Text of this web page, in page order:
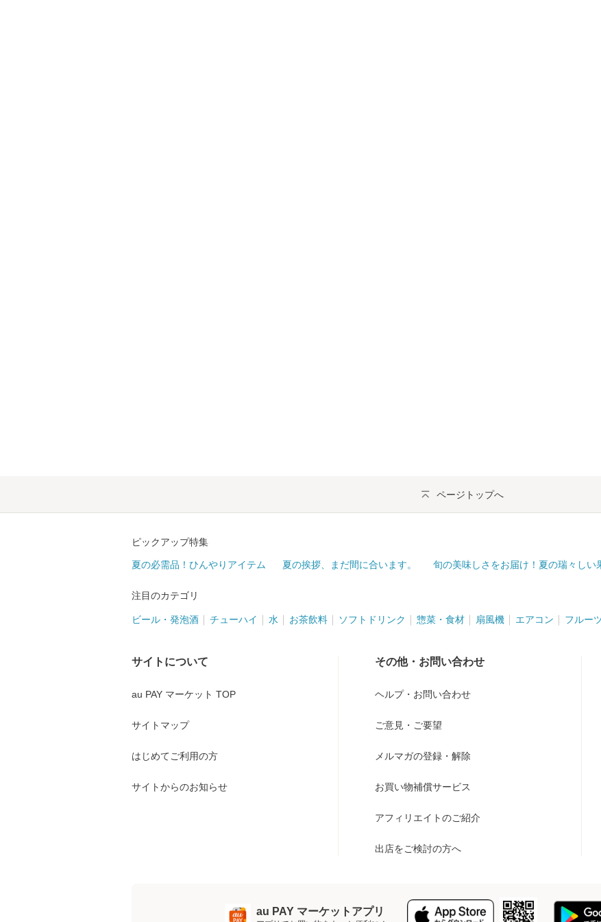
ページトップへ
ピックアップ特集
夏の必需品！ひんやりアイテム 夏の挨拶、まだ間に合います。 旬の美味しさをお届け！夏の瑞々しい
注目のカテゴリ
ビール・発泡酒 チューハイ 水 お茶飲料 ソフトドリンク 惣菜・食材 扇風機 エアコン フルー
サイトについて
au PAY マーケット TOP
サイトマップ
はじめてご利用の方
サイトからのお知らせ
その他・お問い合わせ
ヘルプ・お問い合わせ
ご意見・ご要望
メルマガの登録・解除
お買い物補償サービス
アフィリエイトのご紹介
出店をご検討の方へ
au PAY マーケットアプリ